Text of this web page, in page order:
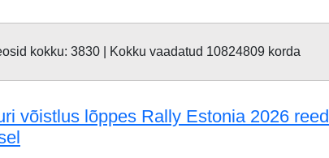
kokku: 3830 | Kokku vaadatud 10824809 korda
võistlus lõppes Rally Estonia 2026